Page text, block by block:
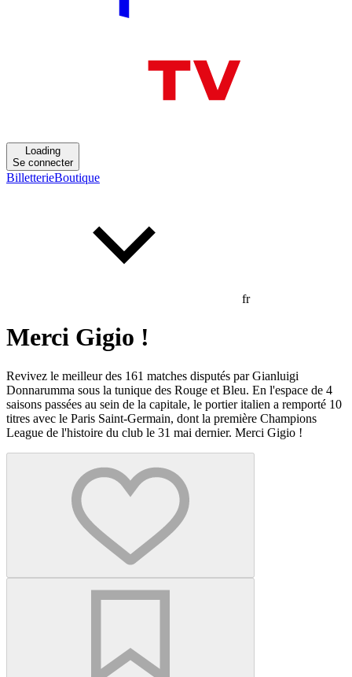
Loading
Se connecter
BilletterieBoutique
fr
Merci Gigio !
Revivez le meilleur des 161 matches disputés par Gianluigi
Donnarumma sous la tunique des Rouge et Bleu. En l'espace de 4
saisons passées au sein de la capitale, le portier italien a remporté 10
titres avec le Paris Saint-Germain, dont la première Champions
League de l'histoire du club le 31 mai dernier. Merci Gigio !